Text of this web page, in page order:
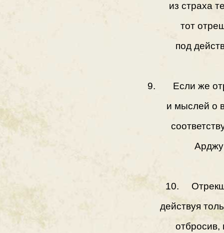
из страха
тот
под
9. Если же
и мыслей о
10.
действуя
отбросив,